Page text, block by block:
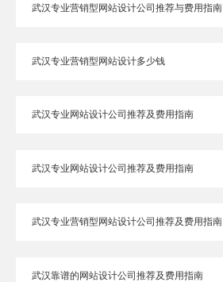
武汉专业营销型网站设计公司推荐与费用指南
武汉专业营销型网站设计多少钱
武汉专业网站设计公司推荐及费用指南
武汉专业网站设计公司推荐及费用指南
武汉专业营销型网站设计公司推荐及费用指南
武汉靠谱的网站设计公司推荐及费用指南